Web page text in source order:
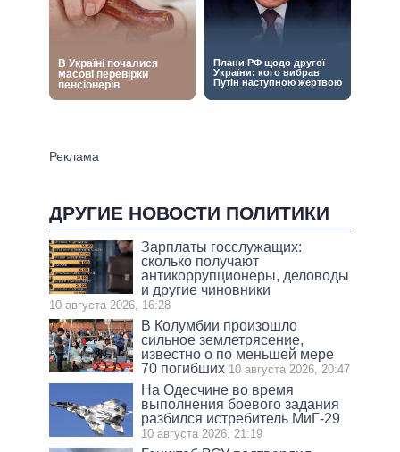
ДРУГИЕ НОВОСТИ ПОЛИТИКИ
Зарплаты госслужащих:
сколько получают
антикоррупционеры, деловоды
и другие чиновники
10 августа 2026, 16:28
В Колумбии произошло
сильное землетрясение,
известно о по меньшей мере
70 погибших 10 августа 2026, 20:47
На Одесчине во время
выполнения боевого задания
разбился истребитель МиГ-29
10 августа 2026, 21:19